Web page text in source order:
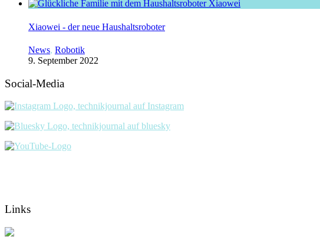
Xiaowei - der neue Haushaltsroboter
News, Robotik
9. September 2022
Social-Media
Links